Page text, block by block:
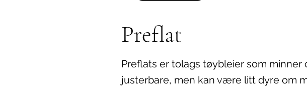
Preflat
Preflats er tolags tøybleier som
justerbare, men kan være litt dyre om